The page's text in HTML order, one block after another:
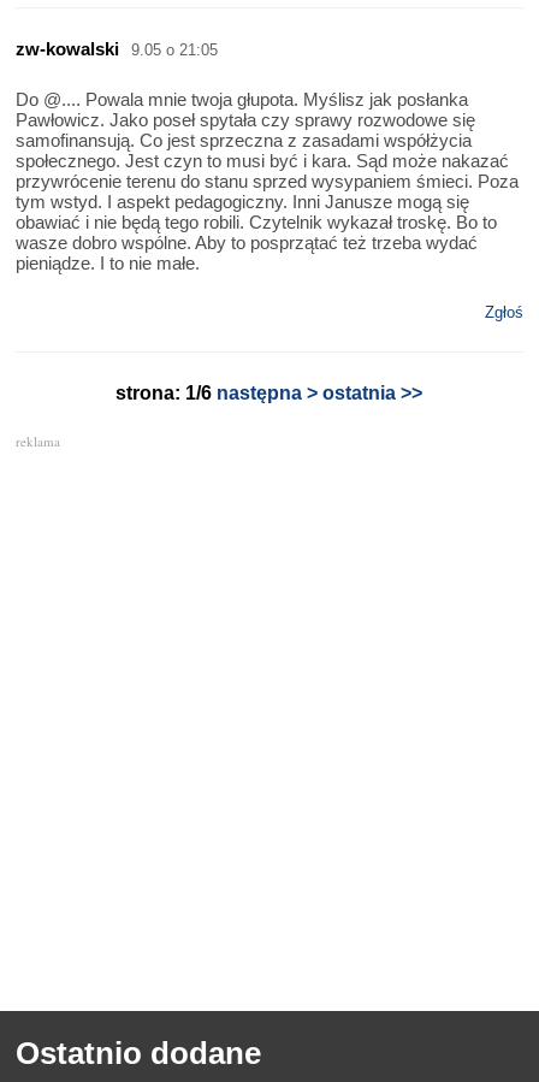
zw-kowalski 9.05 o 21:05
Do @.... Powala mnie twoja głupota. Myślisz jak posłanka
Pawłowicz. Jako poseł spytała czy sprawy rozwodowe się
samofinansują. Co jest sprzeczna z zasadami współżycia
społecznego. Jest czyn to musi być i kara. Sąd może nakazać
przywrócenie terenu do stanu sprzed wysypaniem śmieci. Poza
tym wstyd. I aspekt pedagogiczny. Inni Janusze mogą się
obawiać i nie będą tego robili. Czytelnik wykazał troskę. Bo to
wasze dobro wspólne. Aby to posprzątać też trzeba wydać
pieniądze. I to nie małe.
Zgłoś
strona: 1/6 następna >ostatnia >>
reklama
Ostatnio dodane